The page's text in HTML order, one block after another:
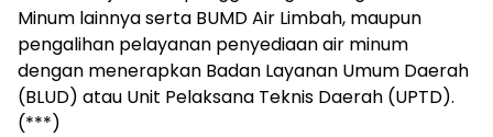
Minum lainnya serta BUMD Air Limbah, maupun
pengalihan pelayanan penyediaan air minum
dengan menerapkan Badan Layanan Umum Daerah
(BLUD) atau Unit Pelaksana Teknis Daerah (UPTD).
(***)